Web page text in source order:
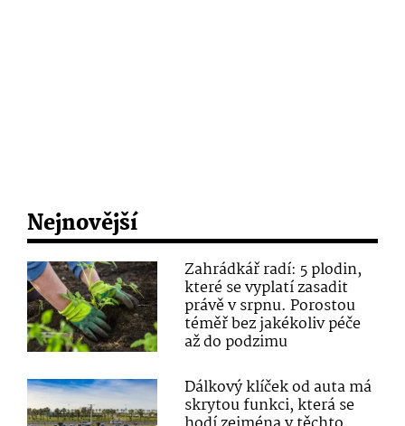
Nejnovější
Zahrádkář radí: 5 plodin,
které se vyplatí zasadit
právě v srpnu. Porostou
téměř bez jakékoliv péče
až do podzimu
Dálkový klíček od auta má
skrytou funkci, která se